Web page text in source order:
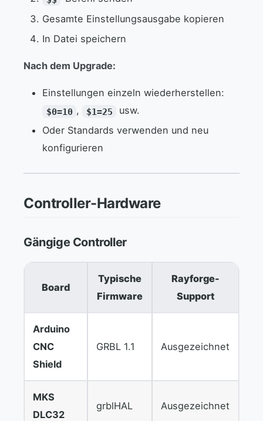
Gesamte Einstellungsausgabe kopieren
In Datei speichern
Nach dem Upgrade:
Einstellungen einzeln wiederherstellen:
$0=10 , $1=25
usw.
Oder Standards verwenden und neu
konfigurieren
Controller-Hardware
Gängige Controller
Board
Typische
Firmware
Rayforge-
Support
Arduino
CNC
Shield
GRBL 1.1 Ausgezeichnet
MKS
DLC32
grblHAL Ausgezeichnet